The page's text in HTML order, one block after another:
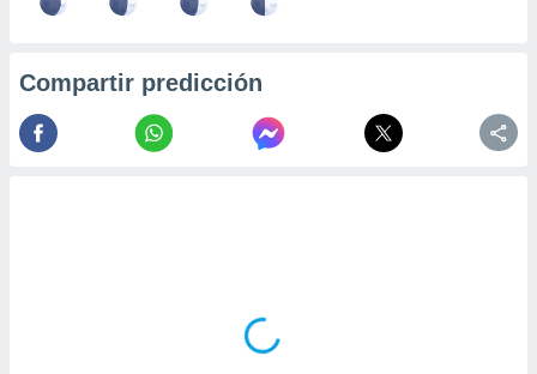
Compartir predicción